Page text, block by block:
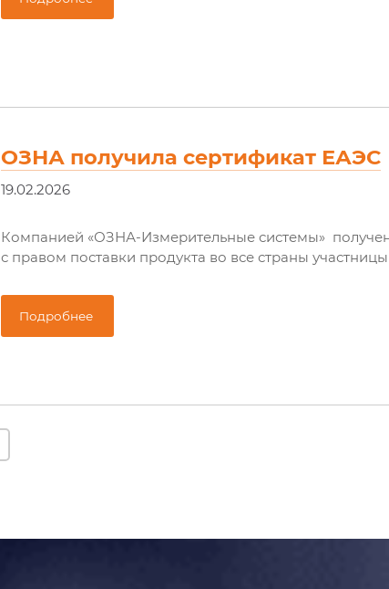
ОЗНА получила сертификат ЕАЭС
19.02.2026
Компанией «ОЗНА-Измерительные системы»
с правом поставки продукта во все страны
Подробнее